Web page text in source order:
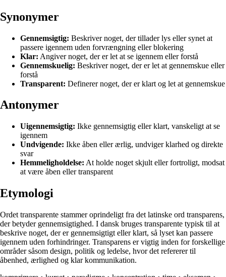
Synonymer
Gennemsigtig: Beskriver noget, der tillader lys eller synet at
passere igennem uden forvrængning eller blokering
Klar: Angiver noget, der er let at se igennem eller forstå
Gennemskuelig: Beskriver noget, der er let at gennemskue eller
forstå
Transparent: Definerer noget, der er klart og let at gennemskue
Antonymer
Uigennemsigtig: Ikke gennemsigtig eller klart, vanskeligt at se
igennem
Undvigende: Ikke åben eller ærlig, undviger klarhed og direkte
svar
Hemmeligholdelse: At holde noget skjult eller fortroligt, modsat
at være åben eller transparent
Etymologi
Ordet transparente stammer oprindeligt fra det latinske ord transparens,
der betyder gennemsigtighed. I dansk bruges transparente typisk til at
beskrive noget, der er gennemsigtigt eller klart, så lyset kan passere
igennem uden forhindringer. Transparens er vigtig inden for forskellige
områder såsom design, politik og ledelse, hvor det refererer til
åbenhed, ærlighed og klar kommunikation.